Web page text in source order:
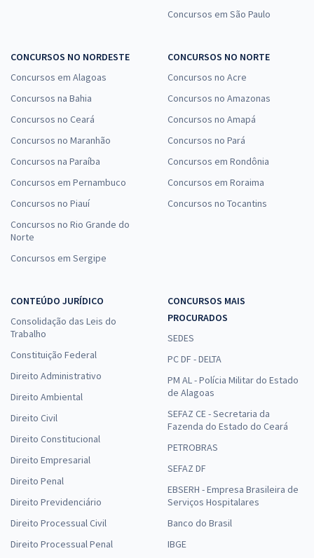
Concursos em São Paulo
CONCURSOS NO NORDESTE
Concursos em Alagoas
Concursos na Bahia
Concursos no Ceará
Concursos no Maranhão
Concursos na Paraíba
Concursos em Pernambuco
Concursos no Piauí
Concursos no Rio Grande do
Norte
Concursos em Sergipe
CONCURSOS NO NORTE
Concursos no Acre
Concursos no Amazonas
Concursos no Amapá
Concursos no Pará
Concursos em Rondônia
Concursos em Roraima
Concursos no Tocantins
CONTEÚDO JURÍDICO
Consolidação das Leis do
Trabalho
Constituição Federal
Direito Administrativo
Direito Ambiental
Direito Civil
Direito Constitucional
Direito Empresarial
Direito Penal
Direito Previdenciário
Direito Processual Civil
Direito Processual Penal
CONCURSOS MAIS
PROCURADOS
SEDES
PC DF - DELTA
PM AL - Polícia Militar do Estado
de Alagoas
SEFAZ CE - Secretaria da
Fazenda do Estado do Ceará
PETROBRAS
SEFAZ DF
EBSERH - Empresa Brasileira de
Serviços Hospitalares
Banco do Brasil
IBGE